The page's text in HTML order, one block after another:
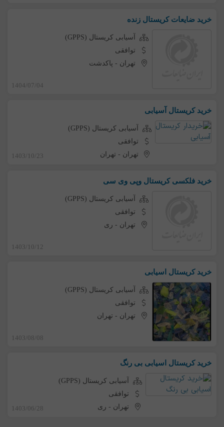
خرید ضایعات کریستال زنده
آسیابی کریستال (GPPS)
توافقی
تهران - پاکدشت
1404/07/04
خرید کریستال آسیابی
آسیابی کریستال (GPPS)
توافقی
تهران -تهران 1403/10/23
خرید فلکسی کریستال وپی وی سی
آسیابی کریستال (GPPS)
توافقی
تهران - ری
1403/10/12
خرید کریستال اسیابی
آسیابی کریستال (GPPS)
توافقی
تهران - تهران
1403/08/08
خرید کریستال اسیابی بی رنگ
آسیابی کریستال (GPPS)
توافقی
تهران - ری 1403/06/28